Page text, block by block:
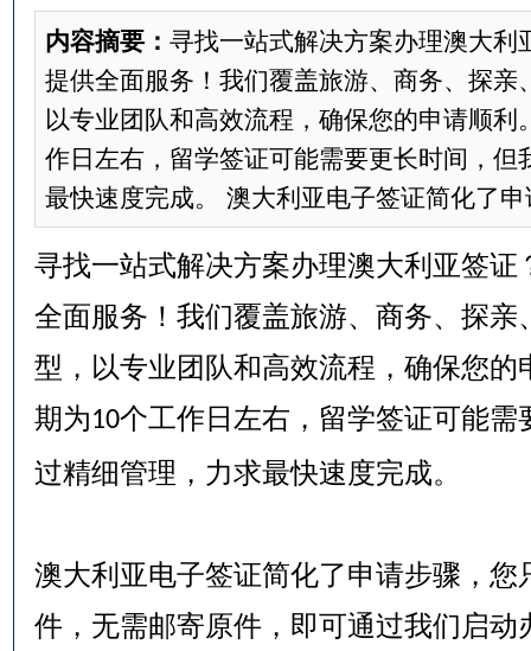
内容摘要： 寻找一站式解决方案办理澳大利
提供全面服务！我们覆盖旅游、商务、探亲
以专业团队和高效流程，确保您的申请顺利
作日左右，留学签证可能需要更长时间，但
最快速度完成。 澳大利亚电子签证简化了
寻找一站式解决方案办理澳大利亚签证
全面服务！我们覆盖旅游、商务、探亲
型，以专业团队和高效流程，确保您的
期为10个工作日左右，留学签证可能需
过精细管理，力求最快速度完成。
澳大利亚电子签证简化了申请步骤，您
件，无需邮寄原件，即可通过我们启动